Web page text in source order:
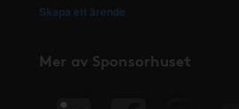
Skapa ett ärende
Mer av Sponsorhuset